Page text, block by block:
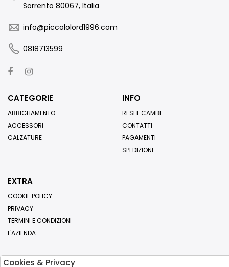
Sorrento 80067, Italia
info@piccololord1996.com
0818713599
CATEGORIE
ABBIGLIAMENTO
ACCESSORI
CALZATURE
INFO
RESI E CAMBI
CONTATTI
PAGAMENTI
SPEDIZIONE
EXTRA
COOKIE POLICY
PRIVACY
TERMINI E CONDIZIONI
L'AZIENDA
Cookies & Privacy